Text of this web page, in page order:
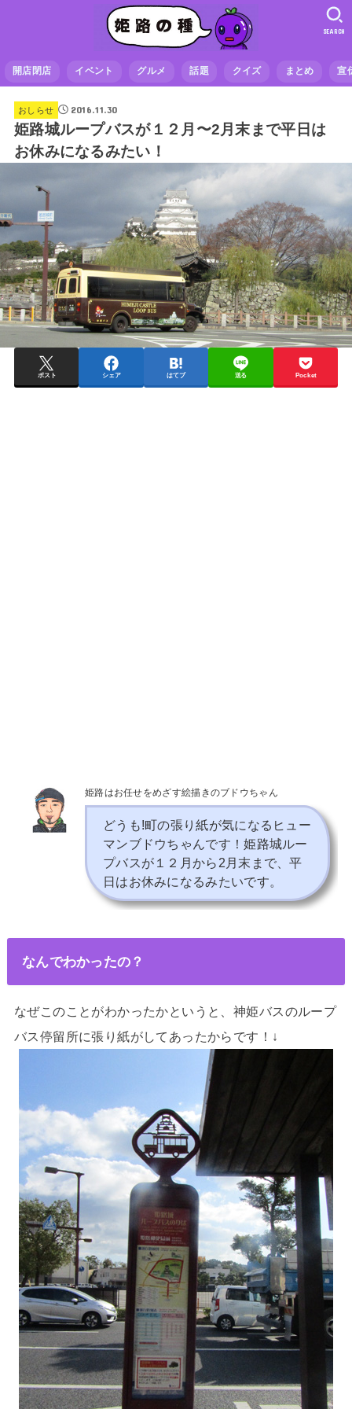
開店閉店 イベント グルメ 話題 クイズ まとめ 宣
SEARCH
おしらせ 2016.11.30
姫路城ループバスが１２月〜2月末まで平日は
お休みになるみたい！
ポスト シェア はてブ 送る Pocket
姫路はお任せをめざす絵描きのブドウちゃん
どうも!町の張り紙が気になるヒュー
マンブドウちゃんです！姫路城ルー
プバスが１２月から2月末まで、平
日はお休みになるみたいです。
なんでわかったの？
なぜこのことがわかったかというと、神姫バスのループ
バス停留所に張り紙がしてあったからです！↓